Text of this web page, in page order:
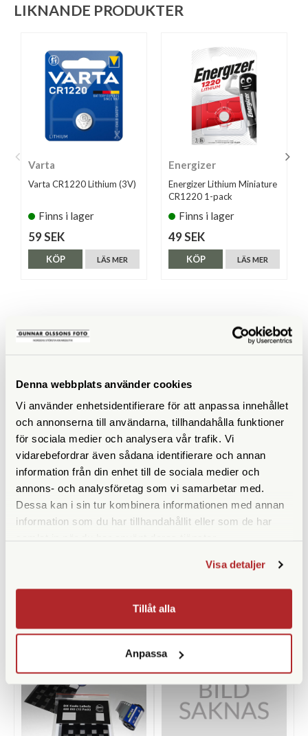
Denna webbplats använder cookies
Vi använder enhetsidentifierare för att anpassa innehållet
och annonserna till användarna, tillhandahålla funktioner
för sociala medier och analysera vår trafik. Vi
vidarebefordrar även sådana identifierare och annan
information från din enhet till de sociala medier och
annons- och analysföretag som vi samarbetar med.
Dessa kan i sin tur kombinera informationen med annan
information som du har tillhandahållit eller som de har
Visa detaljer
Tillåt alla
Anpassa
LIKNANDE PRODUKTER
Varta
Varta CR1220 Lithium (3V)
Finns i lager
59 SEK
LÄS MER
KÖP
Energizer
Energizer Lithium Miniature
CR1220 1-pack
Finns i lager
49 SEK
LÄS MER
KÖP
Foma
39 SEK
Adox
Finns i lager
29 SEK